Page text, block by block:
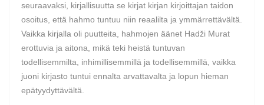
seuraavaksi, kirjallisuutta se kirjat kirjan kirjoittajan taidon
osoitus, että hahmo tuntuu niin reaalilta ja ymmärrettävältä.
Vaikka kirjalla oli puutteita, hahmojen äänet Hadži Murat
erottuvia ja aitona, mikä teki heistä tuntuvan
todellisemmilta, inhimillisemmillä ja todellisemmillä, vaikka
juoni kirjasto tuntui ennalta arvattavalta ja lopun hieman
epätyydyttävältä.